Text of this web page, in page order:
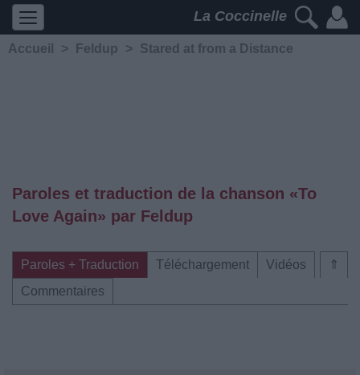
La Coccinelle
Accueil > Feldup > Stared at from a Distance
Paroles et traduction de la chanson «To
Love Again» par Feldup
⇑
Paroles + Traduction Téléchargement
Vidéos
Commentaires